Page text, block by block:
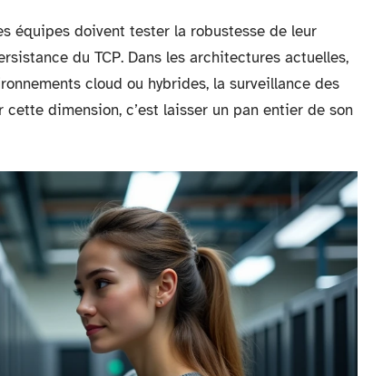
équipes doivent tester la robustesse de leur
du TCP. Dans les architectures actuelles,
cloud ou hybrides, la surveillance des
dimension, c’est laisser un pan entier de son